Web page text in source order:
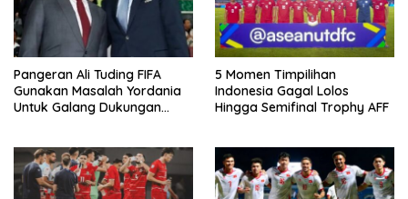
Pangeran Ali Tuding FIFA
Gunakan Masalah Yordania
Untuk Galang Dukungan
5 Momen Timpilihan
Indonesia Gagal Lolos
Hingga Semifinal Trophy AFF